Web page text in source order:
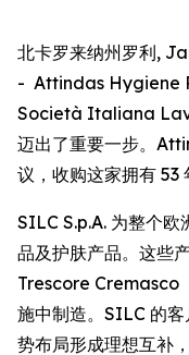
北卡罗来纳州罗利,
- Attindas Hygiene
Società Italiana
迈出了重要一步。
议，收购这家拥有 53
SILC S.p.A. 为整个欧
品及护肤产品。这些
Trescore Cremasco
施中制造。SILC 的
势布局形成理想互补